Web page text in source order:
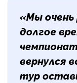
«Мы очень
долгое
вернулся
тур